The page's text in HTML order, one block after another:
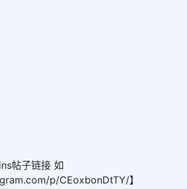
帖子链接 如
p/CEoxbonDtTY/】